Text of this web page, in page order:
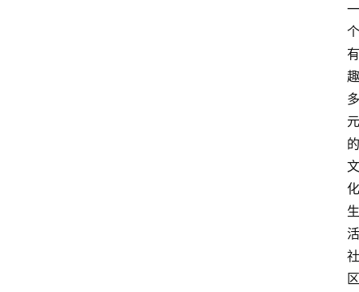
一
个
有
趣
多
元
的
文
化
生
活
社
区